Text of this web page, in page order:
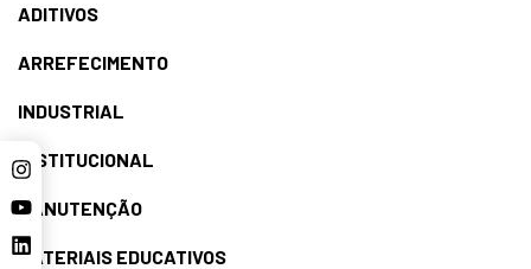
ADITIVOS
ARREFECIMENTO
INDUSTRIAL
INSTITUCIONAL
MANUTENÇÃO
MATERIAIS EDUCATIVOS